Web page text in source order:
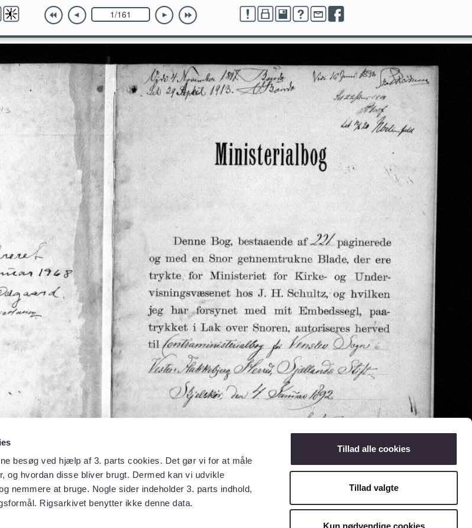
besøg ved hjælp af 3. parts cookies. Det gør vi for at måle
og hvordan disse bliver brugt. Dermed kan vi udvikle
nemmere at bruge. Nogle sider indeholder 3. parts indhold,
Rigsarkivet benytter ikke denne data.
Tillad alle cookies
Tillad valgte
Kun nødvendige cookies